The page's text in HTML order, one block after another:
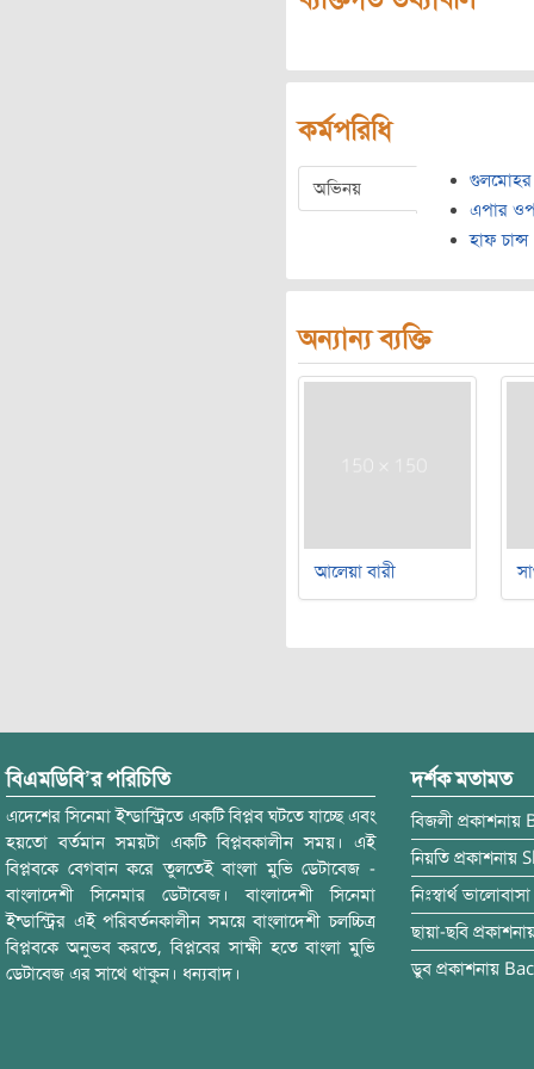
কর্মপরিধি
অভিনয় গুলমোহর
এপার
হাফ চান্স
অন্যান্য ব্যক্তি
আলেয়া বারী
বিএমডিবি’র পরিচিতি
এদেশের সিনেমা ইন্ডাস্ট্রিতে একটি বিপ্লব ঘটতে যাচ্ছে এবং
হয়তো বর্তমান সময়টা একটি বিপ্লবকালীন সময়। এই
বিপ্লবকে বেগবান করে তুলতেই বাংলা মুভি ডেটাবেজ -
বাংলাদেশী সিনেমার ডেটাবেজ। বাংলাদেশী সিনেমা
ইন্ডাস্ট্রির এই পরিবর্তনকালীন সময়ে বাংলাদেশী চলচ্চিত্র
বিপ্লবকে অনুভব করতে, বিপ্লবের সাক্ষী হতে বাংলা মুভি
ডেটাবেজ এর সাথে থাকুন। ধন্যবাদ।
দর্শক মতামত
বিজলী প্রকাশনায়
নিয়তি প্রকাশনায়
নিঃস্বার্থ ভালোবাসা
ছায়া-ছবি
ডুব প্রকাশনায়